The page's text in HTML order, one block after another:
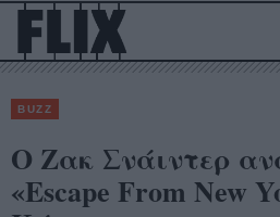
BUZZ
Ο Ζακ Σνάιντερ
«Escape From New